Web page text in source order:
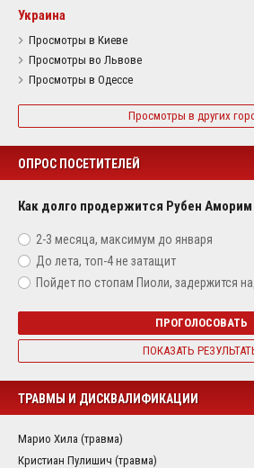
Украина
Просмотры в Киеве
Просмотры во Львове
Просмотры в Одессе
Просмотры в других
ОПРОС ПОСЕТИТЕЛЕЙ
Как долго продержится Рубен Аморим
2-3 месяца, максимум до января
До лета, топ-4 не затащит
Пойдет по стопам Пиоли, задержится
ПРОГОЛОСОВАТЬ
ПОКАЗАТЬ
ТРАВМЫ И ДИСКВАЛИФИКАЦИИ
Марио Хила (травма)
Кристиан Пулишич (травма)